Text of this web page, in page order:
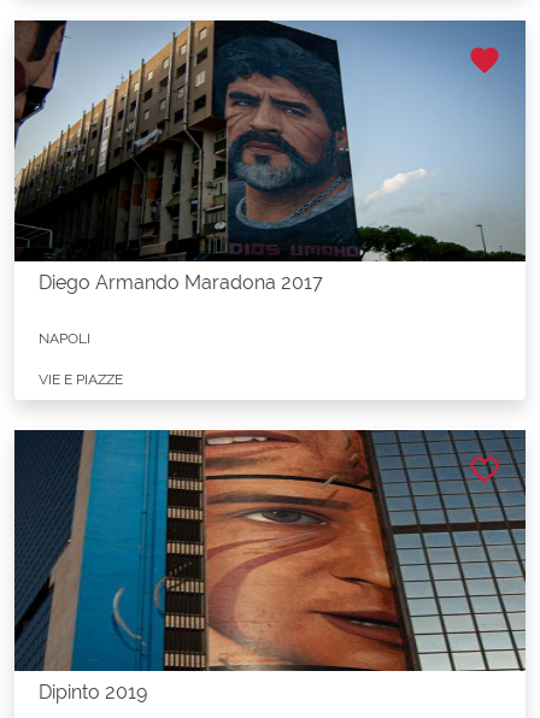
favorite
Diego Armando Maradona 2017
NAPOLI
VIE E PIAZZE
favorite_border
Dipinto 2019